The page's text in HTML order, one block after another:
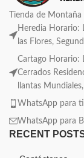
Tienda de
Heredia Horario:
las Flores,
Cartago Horario:
Cerrados
llantas
WhatsApp para
WhatsApp para
RECENT